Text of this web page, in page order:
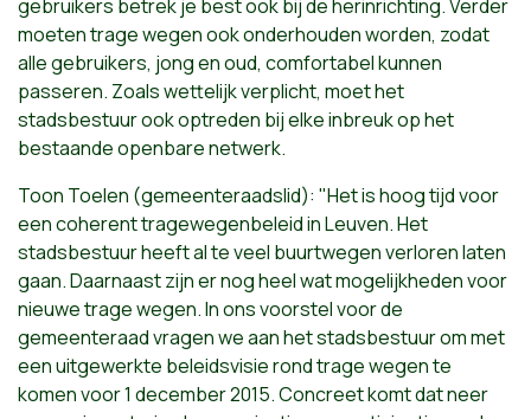
gebruikers betrek je best ook bij de herinrichting. Verder
moeten trage wegen ook onderhouden worden, zodat
alle gebruikers, jong en oud, comfortabel kunnen
passeren. Zoals wettelijk verplicht, moet het
stadsbestuur ook optreden bij elke inbreuk op het
bestaande openbare netwerk.
Toon Toelen (gemeenteraadslid): "Het is hoog tijd voor
een coherent tragewegenbeleid in Leuven. Het
stadsbestuur heeft al te veel buurtwegen verloren laten
gaan. Daarnaast zijn er nog heel wat mogelijkheden voor
nieuwe trage wegen. In ons voorstel voor de
gemeenteraad vragen we aan het stadsbestuur om met
een uitgewerkte beleidsvisie rond trage wegen te
komen voor 1 december 2015. Concreet komt dat neer